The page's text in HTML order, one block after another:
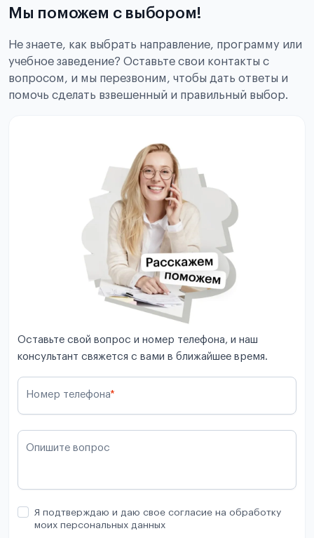
Мы поможем с выбором!
Не знаете, как выбрать направление, программу или
учебное заведение? Оставьте свои контакты с
вопросом, и мы перезвоним, чтобы дать ответы и
помочь сделать взвешенный и правильный выбор.
Оставьте свой вопрос и номер телефона, и наш
консультант свяжется с вами в ближайшее время.
Номер телефона*
Опишите вопрос
Я подтверждаю и даю свое согласие на обработку
моих персональных данных